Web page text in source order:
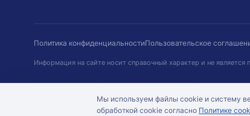
Политика конфиденциальностиПользовательское
Информация на сайте носит справочный характер и не
Мы используем файлы cookie и систему
обработкой cookie согласно Политике